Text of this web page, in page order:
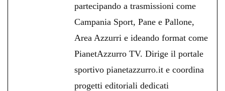
partecipando a trasmissioni come
Campania Sport, Pane e Pallone,
Area Azzurri e ideando format come
PianetAzzurro TV. Dirige il portale
sportivo pianetazzurro.it e coordina
progetti editoriali dedicati